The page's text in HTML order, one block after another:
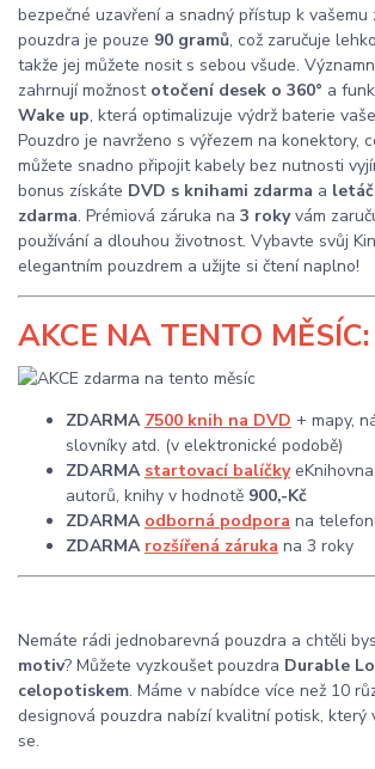
bezpečné uzavření a snadný přístup k vašemu
pouzdra je pouze 90 gramů, což zaručuje
takže jej můžete nosit s sebou všude.
zahrnují možnost otočení desek o 360° a
Wake up, která optimalizuje výdrž baterie
Pouzdro je navrženo s výřezem na konektory,
můžete snadno připojit kabely bez nutnosti
bonus získáte DVD s knihami zdarma a
zdarma. Prémiová záruka na 3 rokyvám
používání a dlouhou životnost. Vybavte svůj
elegantním pouzdrem a užijte si čtení naplno!
AKCE NA TENTO MĚSÍC:
ZDARMA 7500 knih na DVD + mapy,
slovníky atd. (v elektronické podobě)
ZDARMA startovací balíčky
autorů, knihy v hodnotě 900,-Kč
ZDARMA odborná podpora na
ZDARMA rozšířená záruka na 3 roky
Nemáte rádi jednobarevná pouzdra a chtěli
motiv? Můžete vyzkoušet pouzdra Durable
celopotiskem. Máme v nabídce více než 10
designová pouzdra nabízí kvalitní potisk, který
se.